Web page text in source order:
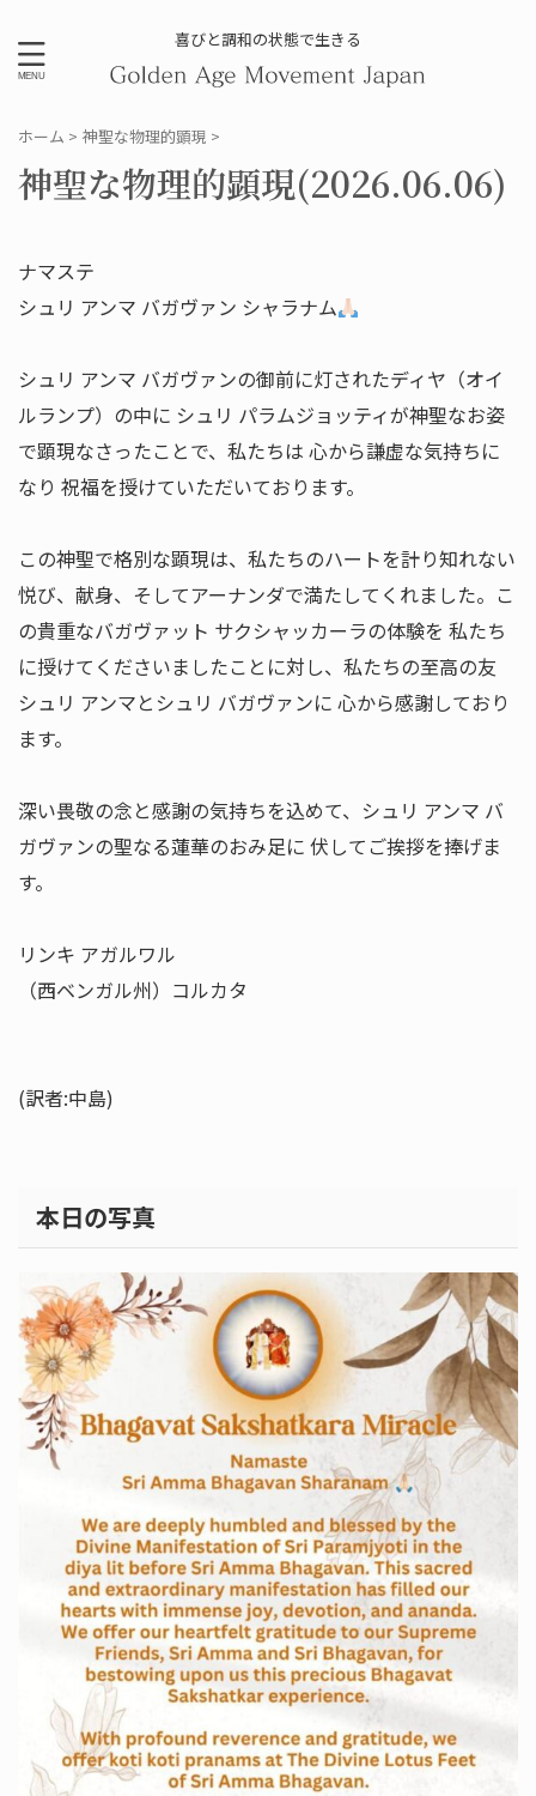
喜びと調和の状態で生きる
ホーム > 神聖な物理的顕現 >
神聖な物理的顕現(2026.06.06)
ナマステ
シュリ アンマ バガヴァン シャラナム
シュリ アンマ バガヴァンの御前に灯されたディヤ（オイ
ルランプ）の中に シュリ パラムジョッティが神聖なお姿
で顕現なさったことで、私たちは 心から謙虚な気持ちに
なり 祝福を授けていただいております。
この神聖で格別な顕現は、私たちのハートを計り知れない
悦び、献身、そしてアーナンダで満たしてくれました。こ
の貴重なバガヴァット サクシャッカーラの体験を 私たち
に授けてくださいましたことに対し、私たちの至高の友
シュリ アンマとシュリ バガヴァンに 心から感謝しており
ます。
深い畏敬の念と感謝の気持ちを込めて、シュリ アンマ バ
ガヴァンの聖なる蓮華のおみ足に 伏してご挨拶を捧げま
す。
リンキ アガルワル
（西ベンガル州）コルカタ
(訳者:中島)
本日の写真